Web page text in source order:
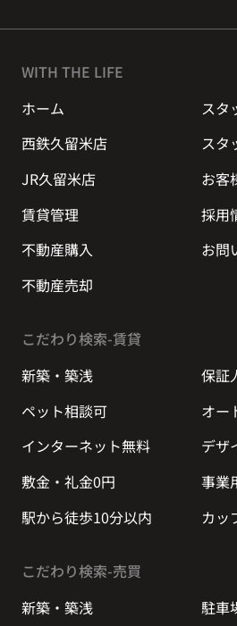
WITH THE LIFE
ホーム
スタ
西鉄久留米店
スタ
JR久留米店
お客
賃貸管理
採用
不動産購入
お問
不動産売却
こだわり検索-賃貸
新築・築浅
保証
ペット相談可
オー
インターネット無料
デザ
敷金・礼金0円
事業
駅から徒歩10分以内
カッ
こだわり検索-売買
新築・築浅
駐車